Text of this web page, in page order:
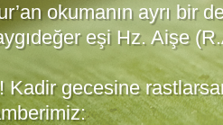
okumanın ayrı bir
eşi Hz. Aişe
Kadir gecesine